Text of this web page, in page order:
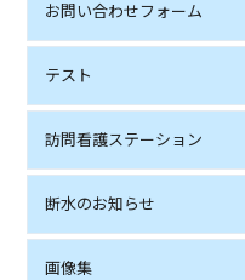
お問い合わせフォーム
テスト
訪問看護ステーション
断水のお知らせ
画像集